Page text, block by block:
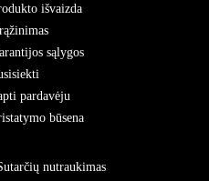
išvaizda
sąlygos
pardavėju
būsena
nutraukimas